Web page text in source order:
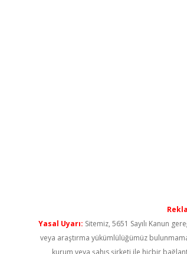
Yasal Uyarı: Sitemiz, 5651 Sayılı Kanun
veya araştırma yükümlülüğümüz
kurum veya şahıs şirketi ile hiçbir